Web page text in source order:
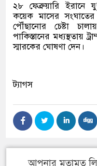
২৮ ফেব্রুয়ারি ইরানে
কয়েক মাসের
পৌঁছানোর চেষ্টা
পাকিস্তানের মধ্যস্থতায়
স্মারকের ঘোষণা দেন।
ট্যাগস
আপনার মতামত